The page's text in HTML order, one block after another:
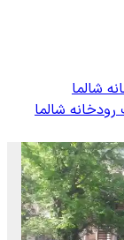
شالما
شالما